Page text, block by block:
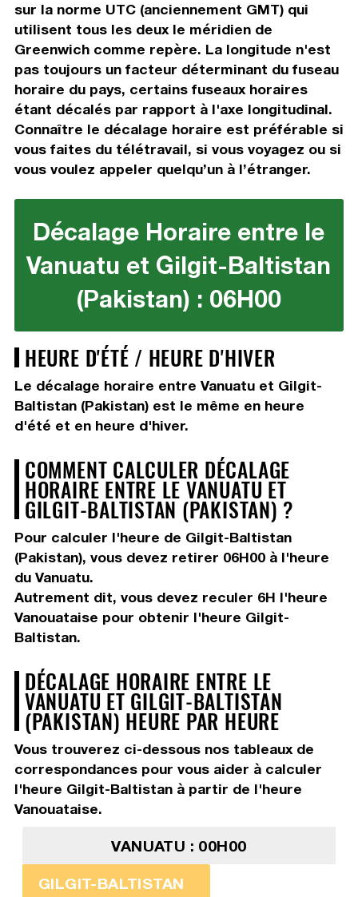
sur la norme UTC (anciennement GMT) qui
utilisent tous les deux le méridien de
Greenwich comme repère. La longitude n'est
pas toujours un facteur déterminant du fuseau
horaire du pays, certains fuseaux horaires
étant décalés par rapport à l'axe longitudinal.
Connaître le décalage horaire est préférable si
vous faites du télétravail, si vous voyagez ou si
vous voulez appeler quelqu’un à l’étranger.
Décalage Horaire entre le
Vanuatu et Gilgit-Baltistan
(Pakistan) : 06H00
HEURE D'ÉTÉ / HEURE D'HIVER
Le décalage horaire entre Vanuatu et Gilgit-
Baltistan (Pakistan) est le même en heure
d'été et en heure d'hiver.
COMMENT CALCULER DÉCALAGE
HORAIRE ENTRE LE VANUATU ET
GILGIT-BALTISTAN (PAKISTAN) ?
Pour calculer l'heure de Gilgit-Baltistan
(Pakistan), vous devez retirer 06H00à l'heure
du Vanuatu.
Autrement dit, vous devez reculer 6H l'heure
Vanouataise pour obtenir l'heure Gilgit-
Baltistan.
DÉCALAGE HORAIRE ENTRE LE
VANUATU ET GILGIT-BALTISTAN
(PAKISTAN) HEURE PAR HEURE
Vous trouverez ci-dessous nos tableaux de
correspondances pour vous aider à calculer
l'heure Gilgit-Baltistan à partir de l'heure
Vanouataise.
VANUATU : 00H00
GILGIT-BALTISTAN